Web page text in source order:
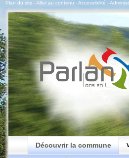
Plan du site -Aller au contenu -Accessibilité -
Découvrir la commune